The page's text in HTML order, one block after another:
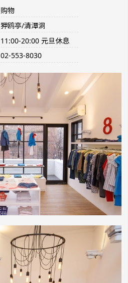
购物
狎鸥亭/清潭洞
11:00-20:00 元旦休息
02-553-8030